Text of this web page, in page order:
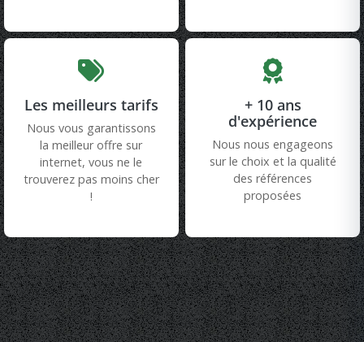
Les meilleurs tarifs
Nous vous garantissons
la meilleur offre sur
internet, vous ne le
trouverez pas moins cher
!
+ 10 ans
d'expérience
Nous nous engageons
sur le choix et la qualité
des références
proposées